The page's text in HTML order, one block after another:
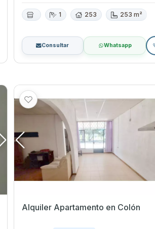
1 253 253 m²
Consultar Whatsapp
Alquiler Apartamento en Colón